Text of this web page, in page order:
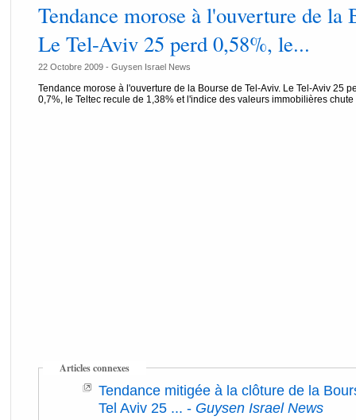
Tendance morose à l'ouverture de la
Le Tel-Aviv 25 perd 0,58%, le...
22 Octobre 2009 - Guysen Israel News
Tendance morose à l'ouverture de la Bourse de Tel-Aviv. Le Tel-Aviv 25
0,7%, le Teltec recule de 1,38% et l'indice des valeurs immobilières chute
Articles connexes
Tendance mitigée à la clôture de la
Tel Aviv 25 ... - Guysen Israel News